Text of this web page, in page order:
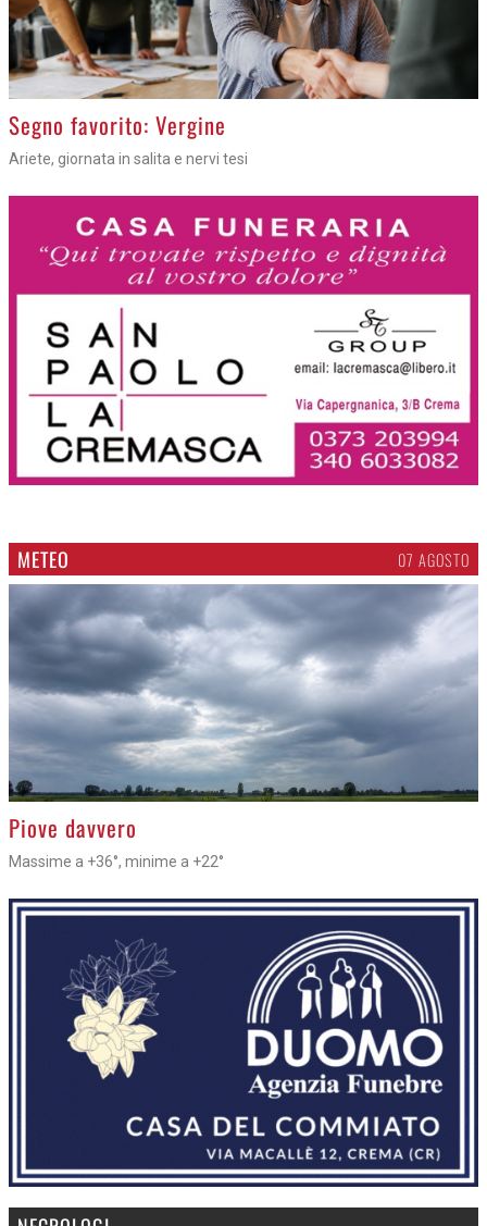
>
Segno favorito: Vergine
Ariete, giornata in salita e nervi tesi
METEO 07 AGOSTO
>
Piove davvero
Massime a +36°, minime a +22°